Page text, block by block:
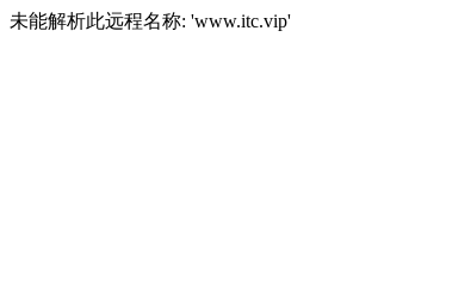
未能解析此远程名称: 'www.itc.vip'